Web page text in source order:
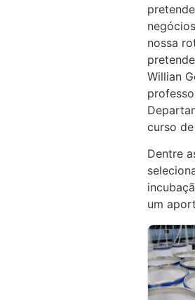
nossa
Willian
curso de
Dentre
um